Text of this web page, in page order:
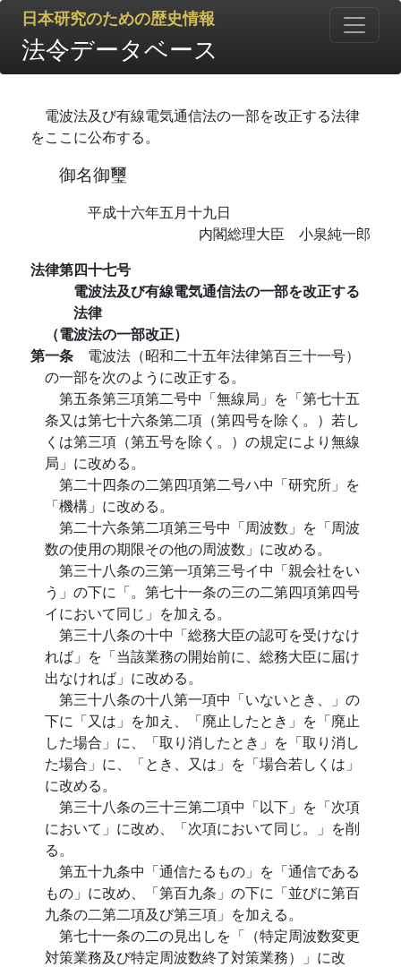
日本研究のための歴史情報
法令データベース
電波法及び有線電気通信法の一部を改正する法律
をここに公布する。
御名御璽
平成十六年五月十九日
内閣総理大臣 小泉純一郎
法律第四十七号
電波法及び有線電気通信法の一部を改正する
法律
（電波法の一部改正）
第一条 電波法（昭和二十五年法律第百三十一号）
の一部を次のように改正する。
第五条第三項第二号中「無線局」を「第七十五
条又は第七十六条第二項（第四号を除く。）若し
くは第三項（第五号を除く。）の規定により無線
局」に改める。
第二十四条の二第四項第二号ハ中「研究所」を
「機構」に改める。
第二十六条第二項第三号中「周波数」を「周波
数の使用の期限その他の周波数」に改める。
第三十八条の三第一項第三号イ中「親会社をい
う」の下に「。第七十一条の三の二第四項第四号
イにおいて同じ」を加える。
第三十八条の十中「総務大臣の認可を受けなけ
れば」を「当該業務の開始前に、総務大臣に届け
出なければ」に改める。
第三十八条の十八第一項中「いないとき、」の
下に「又は」を加え、「廃止したとき」を「廃止
した場合」に、「取り消したとき」を「取り消し
た場合」に、「とき、又は」を「場合若しくは」
に改める。
第三十八条の三十三第二項中「以下」を「次項
において」に改め、「次項において同じ。」を削
る。
第五十九条中「通信たるもの」を「通信である
もの」に改め、「第百九条」の下に「並びに第百
九条の二第二項及び第三項」を加える。
第七十一条の二の見出しを「（特定周波数変更
対策業務及び特定周波数終了対策業務）」に改